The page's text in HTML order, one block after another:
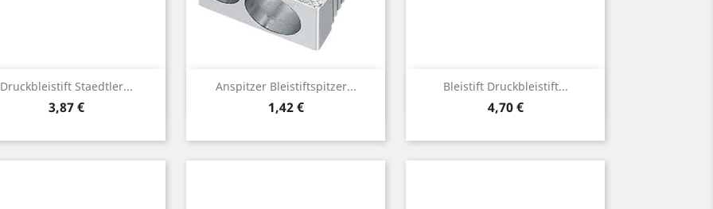
Druckbleistift Staedtler...
Preis
3,87 €
Vorschau Anspitzer Bleistiftspitzer...
Preis
1,42 €
Vorschau Bleistift Druckbleistift...
Preis
4,70 €
 Vorschau